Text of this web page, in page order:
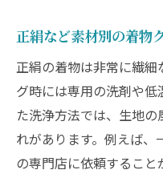
理由
着物クリーニ
介
失敗しない着物ク
着物クリーニ
きものやまと
正絹など素材別の着物
正絹の着物は非常に繊
グ時には専用の洗剤や低
た洗浄方法では、生地
れがあります。例えば、
の専門店に依頼すること